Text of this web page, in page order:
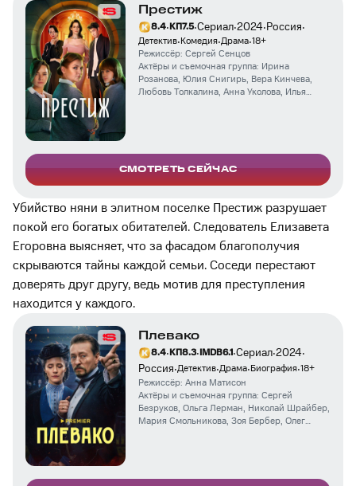
Престиж
8.4·КП7.5·Сериал·2024·Россия·
Детектив·Комедия·Драма·18+
Режиссёр: Сергей Сенцов
Актёры и съемочная группа: Ирина
Розанова, Юлия Снигирь, Вера Кинчева,
Любовь Толкалина, Анна Уколова, Илья
СМОТРЕТЬ СЕЙЧАС
Убийство няни в элитном поселке Престиж разрушает
покой его богатых обитателей. Следователь Елизавета
Егоровна выясняет, что за фасадом благополучия
скрываются тайны каждой семьи. Соседи перестают
доверять друг другу, ведь мотив для преступления
находится у каждого.
Плевако
8.4·КП8.3·IMDB6.1·Сериал·2024·
Россия·Детектив·Драма·Биография·18+
Режиссёр: Анна Матисон
Актёры и съемочная группа: Сергей
Безруков, Ольга Лерман, Николай Шрайбер,
Мария Смольникова, Зоя Бербер, Олег